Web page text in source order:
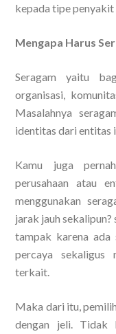
kepada tipe
Mengapa Harus
Seragam yaitu
organisasi,
Masalahnya
identitas dari entitas
Kamu juga
perusahaan atau
menggunakan
jarak jauh
tampak karena ada
percaya sekaligus
terkait.
Maka dari itu,
dengan jeli. Tidak